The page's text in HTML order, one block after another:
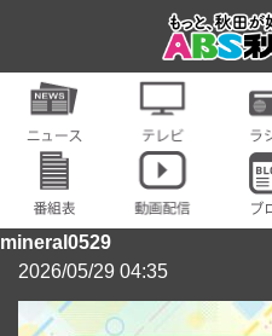
mineral0529
2026/05/29 04:35